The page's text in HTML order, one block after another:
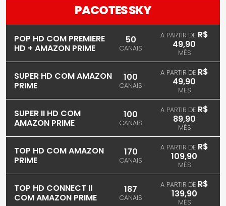
PACOTES SKY
POP HD COM PREMIERE
HD + AMAZON PRIME
50
CANAIS
A PARTIR DE R$
49,90
MÊS
SUPER HD COM AMAZON
PRIME
100
CANAIS
A PARTIR DE R$
49,90
MÊS
SUPER II HD COM
AMAZON PRIME
100
CANAIS
A PARTIR DE R$
89,90
MÊS
TOP HD COM AMAZON
PRIME
170
CANAIS
A PARTIR DE R$
109,90
MÊS
TOP HD CONNECT II
COM AMAZON PRIME
187
CANAIS
A PARTIR DE R$
139,90
MÊS